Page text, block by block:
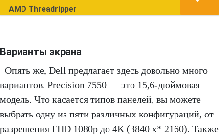
AMD Threadripper
Варианты экрана
Опять же, Dell предлагает здесь довольно много
вариантов. Precision 7550 — это 15,6-дюймовая
модель. Что касается типов панелей, вы можете
выбрать одну из пяти различных конфигураций, от
разрешения FHD 1080p до 4K (3840 x* 2160). Также